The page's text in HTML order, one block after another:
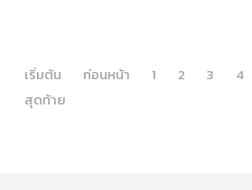
เริ่มต้น ก่อนหน้า 1 2 3 4
สุดท้าย